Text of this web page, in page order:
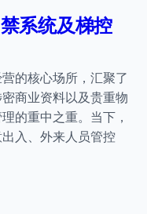
系统及梯控
的核心场所，汇聚了
商业资料以及贵重物
的重中之重。当下，
入、外来人员管控